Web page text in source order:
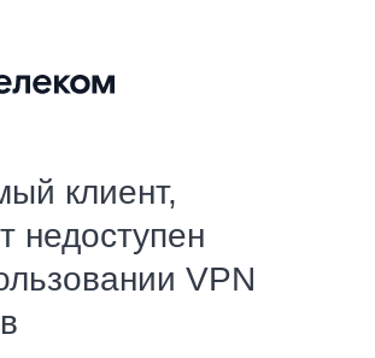
клиент,
недоступен
VPN